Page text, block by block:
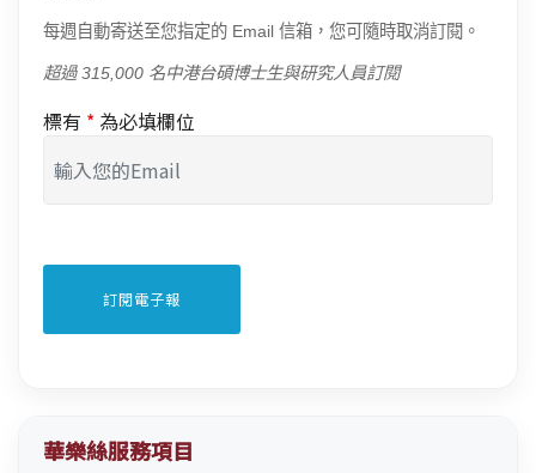
每週自動寄送至您指定的 Email 信箱，您可隨時取消訂閱。
超過 315,000 名中港台碩博士生與研究人員訂閱
標有 * 為必填欄位
華樂絲服務項目